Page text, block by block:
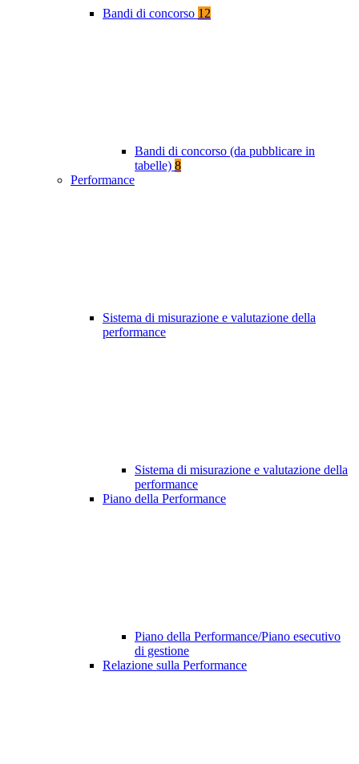
Bandi di concorso 12
Bandi di concorso (da pubblicare in
tabelle) 8
Performance
Sistema di misurazione e valutazione della
performance
Sistema di misurazione e valutazione della
performance
Piano della Performance
Piano della Performance/Piano esecutivo
di gestione
Relazione sulla Performance